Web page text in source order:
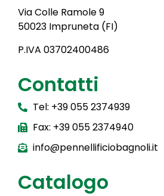
Via Colle Ramole 9
50023 Impruneta (FI)
P.IVA 03702400486
Contatti
Tel: +39 055 2374939
Fax: +39 055 2374940
info@pennellificiobagnoli.it
Catalogo